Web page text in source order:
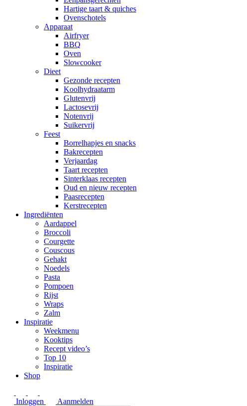
Hartige taart & quiches
Ovenschotels
Apparaat
Airfryer
BBQ
Oven
Slowcooker
Dieet
Gezonde recepten
Koolhydraatarm
Glutenvrij
Lactosevrij
Notenvrij
Suikervrij
Feest
Borrelhapjes en snacks
Bakrecepten
Verjaardag
Taart recepten
Sinterklaas recepten
Oud en nieuw recepten
Paasrecepten
Kerstrecepten
Ingrediënten
Aardappel
Broccoli
Courgette
Couscous
Gehakt
Noedels
Pasta
Pompoen
Rijst
Wraps
Zalm
Inspiratie
Weekmenu
Kooktips
Recept video’s
Top 10
Inspiratie
Shop
Inloggen
Aanmelden